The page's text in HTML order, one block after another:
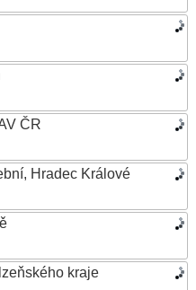
ČR
Hradec Králové
kraje